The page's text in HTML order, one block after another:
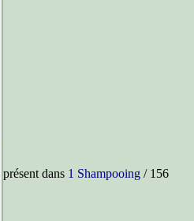
présent dans 1 Shampooing / 156